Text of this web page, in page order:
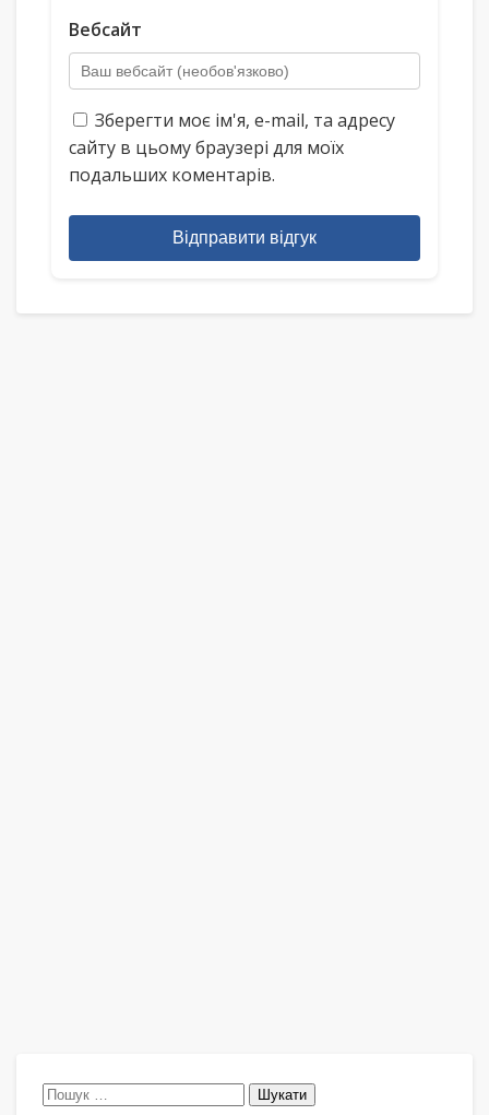
Вебсайт
Зберегти моє ім'я, e-mail, та адресу
сайту в цьому браузері для моїх
подальших коментарів.
Відправити відгук
Пошук: